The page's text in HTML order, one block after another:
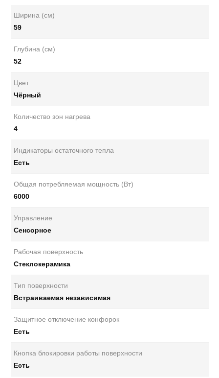
Ширина (см)
59
Глубина (см)
52
Цвет
Чёрный
Количество зон нагрева
4
Индикаторы остаточного тепла
Есть
Общая потребляемая мощность (Вт)
6000
Управление
Сенсорное
Рабочая поверхность
Стеклокерамика
Тип поверхности
Встраиваемая независимая
Защитное отключение конфорок
Есть
Кнопка блокировки работы поверхности
Есть